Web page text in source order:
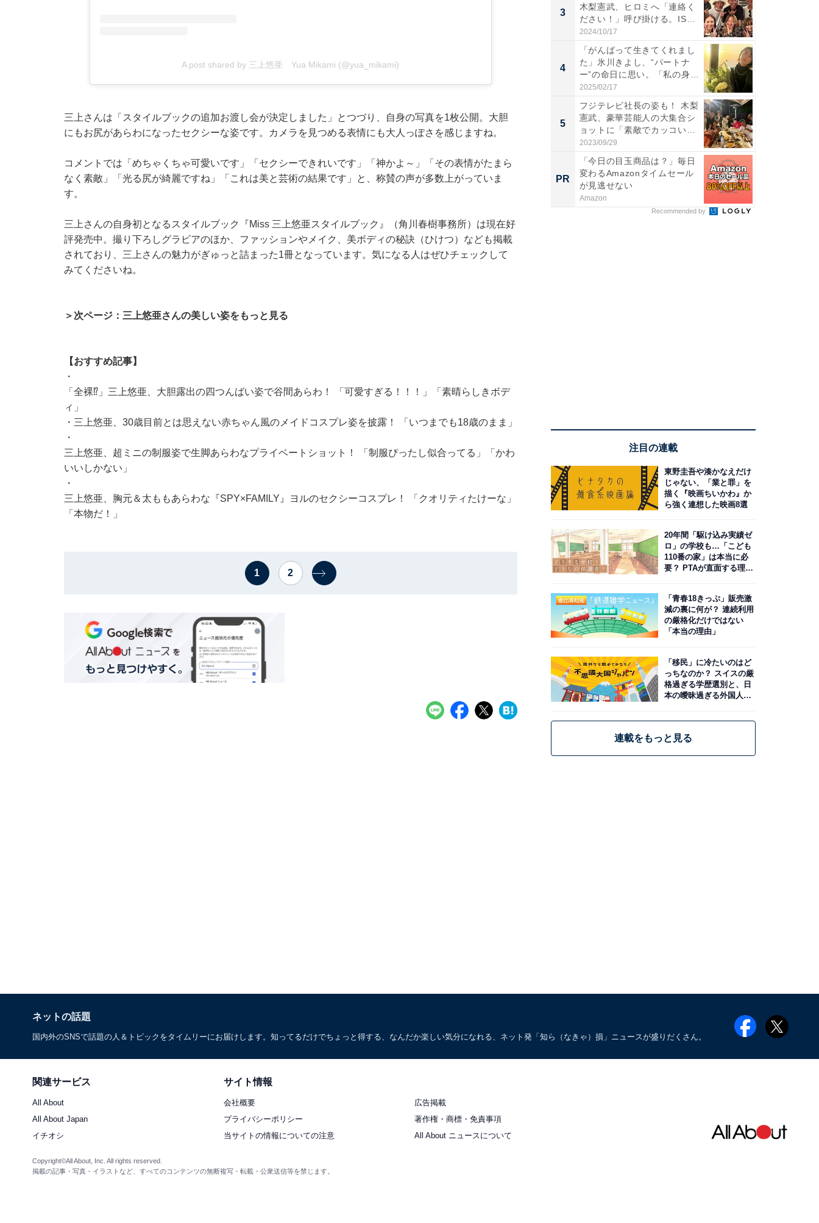
A post shared by 三上悠亜 Yua Mikami (@yua_mikami)
三上さんは「スタイルブックの追加お渡し会が決定しました」とつづり、自身の写真を1枚公開。大胆
にもお尻があらわになったセクシーな姿です。カメラを見つめる表情にも大人っぽさを感じますね。
コメントでは「めちゃくちゃ可愛いです」「セクシーできれいです」「神かよ～」「その表情がたまら
なく素敵」「光る尻が綺麗ですね」「これは美と芸術の結果です」と、称賛の声が多数上がっていま
す。
三上さんの自身初となるスタイルブック『Miss 三上悠亜スタイルブック』（角川春樹事務所）は現在好
評発売中。撮り下ろしグラビアのほか、ファッションやメイク、美ボディの秘訣（ひけつ）なども掲載
されており、三上さんの魅力がぎゅっと詰まった1冊となっています。気になる人はぜひチェックして
みてくださいね。
＞次ページ：三上悠亜さんの美しい姿をもっと見る
【おすすめ記事】
・
「全裸⁉」三上悠亜、大胆露出の四つんばい姿で谷間あらわ！ 「可愛すぎる！！！」「素晴らしきボデ
ィ」
・ 三上悠亜、30歳目前とは思えない赤ちゃん風のメイドコスプレ姿を披露！ 「いつまでも18歳のまま」
・
三上悠亜、超ミニの制服姿で生脚あらわなプライベートショット！ 「制服ぴったし似合ってる」「かわ
いいしかない」
・
三上悠亜、胸元＆太ももあらわな『SPY×FAMILY』ヨルのセクシーコスプレ！ 「クオリティたけーな」
「本物だ！」
1 2
3
木梨憲武、ヒロミへ「連絡く
ださい！」呼び掛ける。IS
S...
2024/10/17
4
「がんばって生きてくれまし
た」氷川きよし、“パートナ
ー”の命日に思い。「私の身
体...
2025/02/17
5
フジテレビ社長の姿も！ 木梨
憲武、豪華芸能人の大集合シ
ョットに「素敵でカッコい
い...
2023/09/29
PR
「今日の目玉商品は？」毎日
変わるAmazonタイムセール
が見逃せない
Amazon
Recommended by
注目の連載
東野圭吾や湊かなえだけ
じゃない、「業と罪」を
描く『映画ちいかわ』か
ら強く連想した映画8選
20年間「駆け込み実績ゼ
ロ」の学校も…「こども
110番の家」は本当に必
要？ PTAが直面する理想
「青春18きっぷ」販売激
減の裏に何が？ 連続利用
の厳格化だけではない
「本当の理由」
「移民」に冷たいのはど
っちなのか？ スイスの厳
格過ぎる学歴選別と、日
本の曖昧過ぎる外国人政
連載をもっと見る
ネットの話題
国内外のSNSで話題の人＆トピックをタイムリーにお届けします。知ってるだけでちょっと得する、なんだか楽しい気分になれる、ネット発「知ら（なきゃ）損」ニュースが盛りだくさん。
関連サービス
All About
All About Japan
イチオシ
サイト情報
会社概要
広告掲載
プライバシーポリシー
著作権・商標・免責事項
当サイトの情報についての注意
All About ニュースについて
Copyright©All About, Inc. All rights reserved.
掲載の記事・写真・イラストなど、すべてのコンテンツの無断複写・転載・公衆送信等を禁じます。